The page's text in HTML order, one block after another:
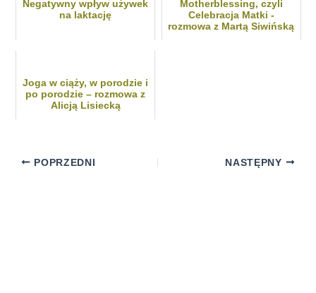
Negatywny wpływ używek
na laktację
Motherblessing, czyli
Celebracja Matki -
rozmowa z Martą Siwińską
Joga w ciąży, w porodzie i
po porodzie – rozmowa z
Alicją Lisiecką
POPRZEDNI NASTĘPNY